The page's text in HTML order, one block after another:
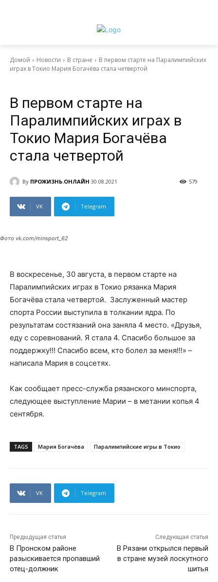
Домой Новости В стране
В первом старте на Паралимпийских
играх в Токио Мария Богачёва стала четвертой
В первом старте на
Паралимпийских играх в
Токио Мария Богачёва
стала четвертой
By ПРОЖИЗНЬ.ОНЛАЙН 30.08.2021 579
VK Telegram
Фото vk.com/minsport_62
В воскресенье, 30 августа, в первом старте на
Паралимпийских играх в Токио рязанка Мария
Богачёва стала четвертой. Заслуженный мастер
спорта России выступила в толкании ядра. По
результатам состязаний она заняла 4 место. «Друзья,
еду с соревнований. Я стала 4. Спасибо большое за
поддержку!!! Спасибо всем, кто болел за меня!!!» –
написала Мария в соцсетях.
Как сообщает пресс-служба рязанского минспорта,
следующее выступление Марии – в метании копья 4
сентября.
TAGS Мария Богачёва Паралимпийские игры в Токио
VK Telegram
Предыдущая статья
В Пронском районе
разыскивается пропавший
отец-должник
Следующая статья
В Рязани открылся первый
в стране музей лоскутного
шитья